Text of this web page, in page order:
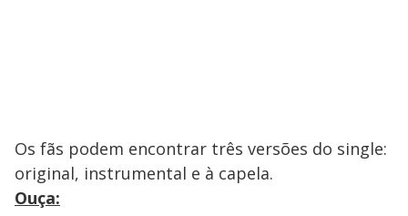
Os fãs podem encontrar três versões do single:
original, instrumental e à capela.
Ouça: